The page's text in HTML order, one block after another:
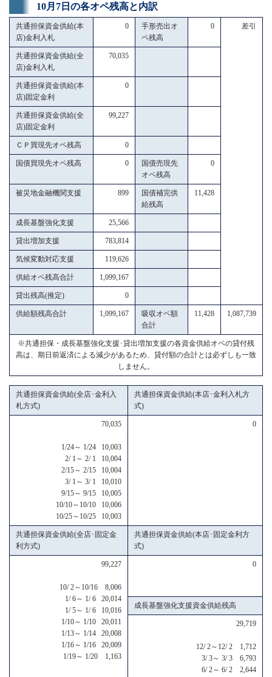
10月7日の各オペ残高と内訳
共通担保資金供給(本
店)金利入札
0
手形売出オ
ペ残高
0 差引
共通担保資金供給(全
店)金利入札
70,035
共通担保資金供給(本
店)固定金利
0
共通担保資金供給(全
店)固定金利
99,227
ＣＰ買現先オペ残高 0
国債買現先オペ残高 0
国債売現先
オペ残高
0
被災地金融機関支援 899
国債補完供
給残高
11,428
成長基盤強化支援 25,566
貸出増加支援 783,814
気候変動対応支援 119,626
供給オペ残高合計 1,099,167
貸出残高(推定) 0
供給額残高合計 1,099,167
吸収オペ額
合計
11,428 1,087,739
※共通担保・成長基盤強化支援･貸出増加支援の各資金供給オペの貸付残
高は、期日前返済による減少があるため、貸付額の合計とは必ずしも一致
しません。
共通担保資金供給(全店･金利入
札方式)
共通担保資金供給(本店･金利入札方
式)
70,035
1/24～ 1/24 10,003
2/ 1～ 2/ 1 10,004
2/15～ 2/15 10,004
3/ 1～ 3/ 1 10,010
9/15～ 9/15 10,005
10/10～10/10 10,006
10/25～10/25 10,003
0
共通担保資金供給(全店･固定金
利方式)
共通担保資金供給(本店･固定金利方
式)
99,227
10/ 2～10/16 8,006
1/ 6～ 1/ 6 20,014
1/ 5～ 1/ 6 10,016
1/10～ 1/10 20,011
1/13～ 1/14 20,008
1/16～ 1/16 20,009
1/19～ 1/20 1,163
0
成長基盤強化支援資金供給残高
29,719
12/ 2～12/ 2 1,712
3/ 3～ 3/ 3 6,793
6/ 2～ 6/ 2 2,644